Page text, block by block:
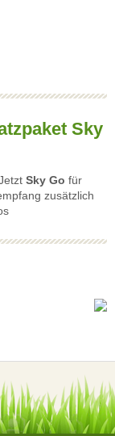
Sky
Sky Go für
zusätzlich